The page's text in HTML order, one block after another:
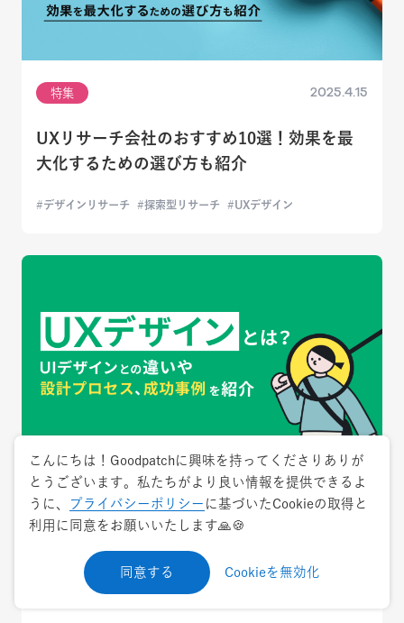
特集 2025.4.15
UXリサーチ会社のおすすめ10選！効果を最
大化するための選び方も紹介
デザインリサーチ 探索型リサーチ UXデザイン
用語解説 2024.8.16
UXデザインとは？UIデザインとの違い・重
要性・設計方法・事例・学習方法まとめ！
こんにちは！Goodpatchに興味を持ってくださりありが
とうございます。私たちがより良い情報を提供できるよ
うに、
プライバシーポリシー に基づいたCookieの取得と
利用に同意をお願いいたします🙏🍪
同意する Cookieを無効化